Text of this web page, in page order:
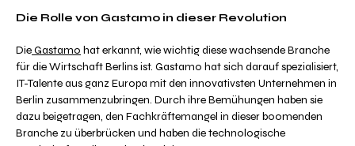
Die Rolle von Gastamo in dieser Revolution
DieGastamo hat erkannt, wie wichtig diese wachsende Branche
für die Wirtschaft Berlins ist. Gastamo hat sich darauf spezialisiert,
IT-Talente aus ganz Europa mit den innovativsten Unternehmen in
Berlin zusammenzubringen. Durch ihre Bemühungen haben sie
dazu beigetragen, den Fachkräftemangel in dieser boomenden
Branche zu überbrücken und haben die technologische